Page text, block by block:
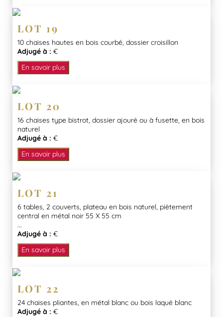
LOT 19
10 chaises hautes en bois courbé, dossier croisillon
Adjugé à : €
En savoir plus
LOT 20
16 chaises type bistrot, dossier ajouré ou à fusette, en bois
naturel
Adjugé à : €
En savoir plus
LOT 21
6 tables, 2 couverts, plateau en bois naturel, piètement
central en métal noir 55 X 55 cm
...
Adjugé à : €
En savoir plus
LOT 22
24 chaises pliantes, en métal blanc ou bois laqué blanc
Adjugé à : €